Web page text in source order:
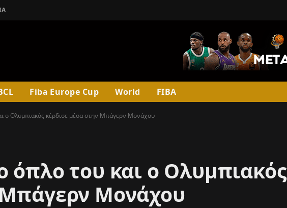
Fiba Europe Cup World FIBA
ο Ολυμπιακός κέρδισε μέσα στην Μπάγερν Μονάχου
όπλο του και ο Ολυμπιακός
Μονάχου